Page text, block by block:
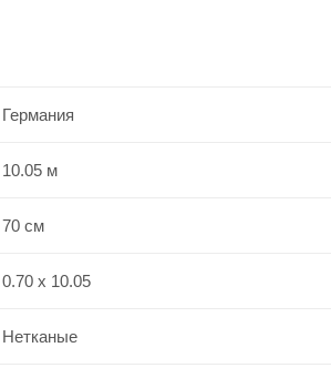
Германия
10.05 м
70 см
0.70 x 10.05
Нетканые